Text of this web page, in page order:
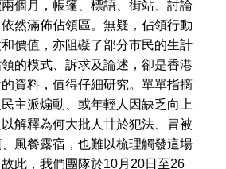
兩個月，帳篷、標語、街站、討論
然滿佈佔領區。無疑，佔領行動
價值，亦阻礙了部分市民的生計
的模式、訴求及論述，卻是香港
資料，值得仔細研究。單單指摘
主派煽動、或年輕人因缺乏向上
解釋為何大批人甘於犯法、冒被
風餐露宿，也難以梳理觸發這場
此，我們團隊於10月20日至26